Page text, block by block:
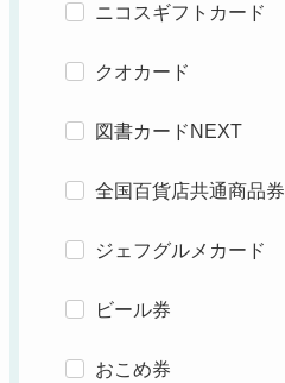
ニコスギフトカード
クオカード
図書カードNEXT
全国百貨店共通商品券
ジェフグルメカード
ビール券
おこめ券